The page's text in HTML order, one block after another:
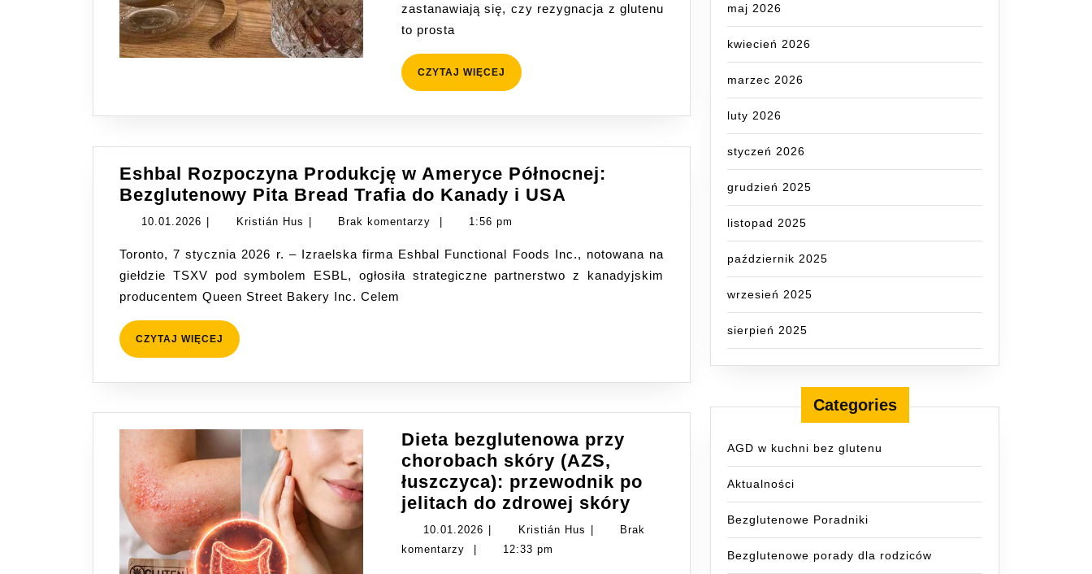
zastanawiają się, czy rezygnacja z glutenu
to prosta
CZYTAJ WIĘCEJ CZYTAJ
WIĘCEJ
Eshbal Rozpoczyna Produkcję w Ameryce Północnej:
Bezglutenowy Pita Bread Trafia do Kanady i USA
w
Ameryce
Trafia
i
USA
10.01.2026 10.01.2026
| Kristián Hus Kristián
| Brak komentarzy | 1:56 pm
Toronto, 7 stycznia 2026 r. – Izraelska firma Eshbal Functional Foods Inc., notowana na
giełdzie TSXV pod symbolem ESBL, ogłosiła strategiczne partnerstwo z kanadyjskim
producentem Queen Street Bakery Inc. Celem
CZYTAJ WIĘCEJ CZYTAJ
WIĘCEJ
Dieta bezglutenowa przy
chorobach skóry (AZS,
łuszczyca): przewodnik po
jelitach do zdrowej skóry
bezglutenowa
10.01.2026 10.01.2026Kristián Hus KristiánBrak
komentarzy
12:33 pm
maj 2026
kwiecień 2026
marzec 2026
luty 2026
styczeń 2026
grudzień 2025
listopad 2025
październik 2025
wrzesień 2025
sierpień 2025
Categories
AGD w kuchni bez glutenu
Aktualności
Bezglutenowe Poradniki
Bezglutenowe porady dla rodziców